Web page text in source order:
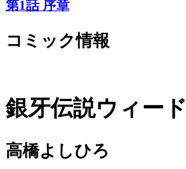
第1話 序章
コミック情報
銀牙伝説ウィード
高橋よしひろ